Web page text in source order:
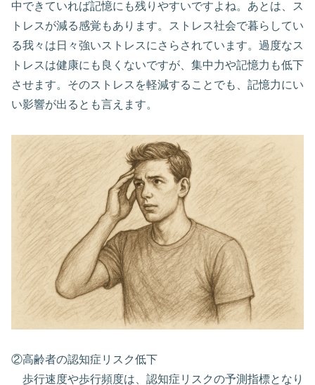
中できていれば記憶にも残りやすいですよね。あとは、ス
トレスが減る感覚もあります。ストレス社会で暮らしてい
る我々は日々強いストレスにさらされています。過度なス
トレスは健康にも良くないですが、集中力や記憶力も低下
させます。そのストレスを軽減することでも、記憶力にい
い影響が出るとも言えます。
②高齢者の認知症リスク低下
歩行速度や歩行頻度は、認知症リスクの予測指標となり